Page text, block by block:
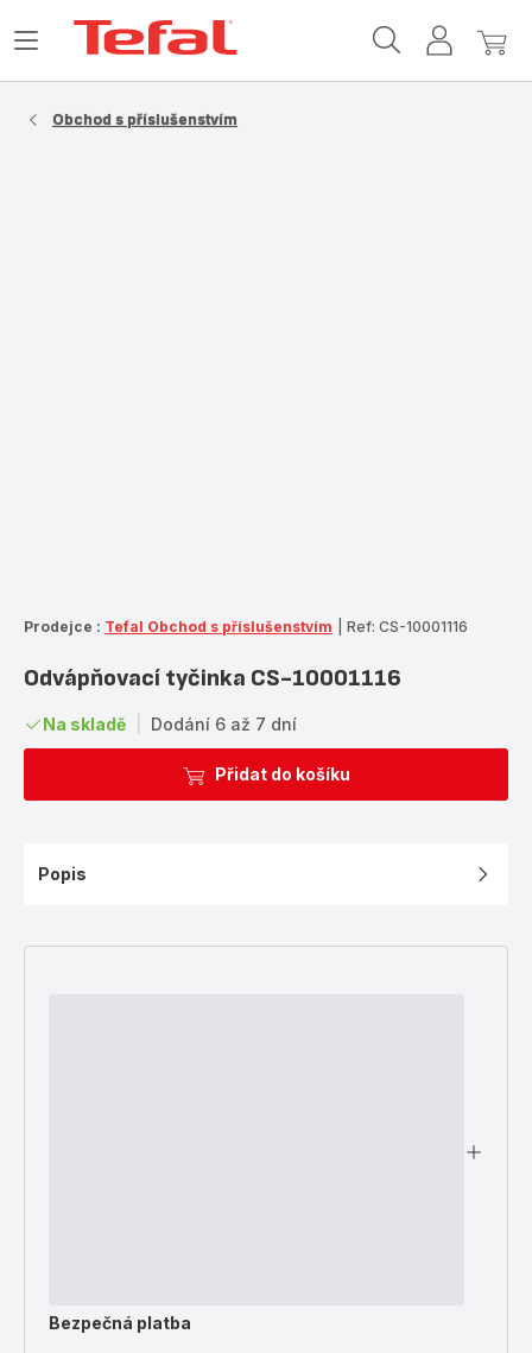
Tefal
MůjMůj
Otevřít
Obchod s příslušenstvím​
Prodejce : Tefal Obchod s příslušenstvím Ref: CS-10001116
Odvápňovací tyčinka CS-10001116
Na skladě Dodání 6 až 7 dní
Přidat do košíku
Popis
Bezpečná platba